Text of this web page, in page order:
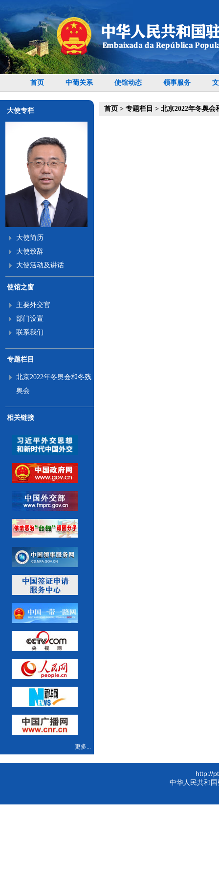
首页 中葡关系 使馆动态 领事服务
大使专栏
大使简历
大使致辞
大使活动及讲话
使馆之窗
主要外交官
部门设置
联系我们
专题栏目
北京2022年冬奥会和冬残
奥会
相关链接
更多...
首页 > 专题栏目 > 北京2022年冬奥会
http://
中华人民共和